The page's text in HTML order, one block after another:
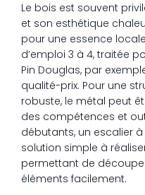
Le bois est souvent
et son esthétique
pour une essence
d’emploi 3 à 4, traitée
Pin Douglas, par
qualité-prix. Pour une
robuste, le métal peut
des compétences et
débutants, un escalier
solution simple à
permettant de
éléments facilement.